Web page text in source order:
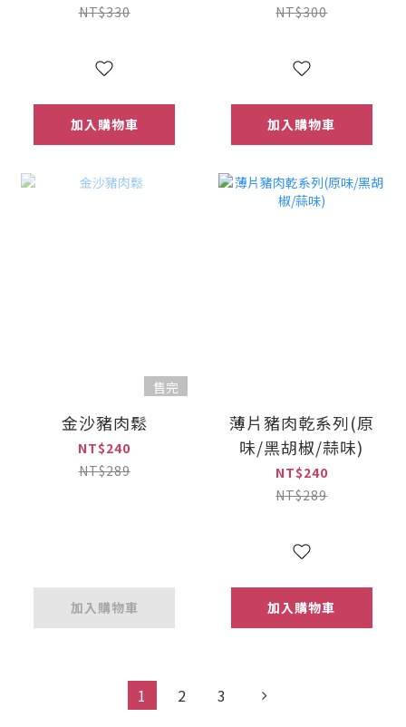
NT$330
加入購物車
NT$300
加入購物車
售完
金沙豬肉鬆
NT$240
NT$289
加入購物車
薄片豬肉乾系列(原
味/黑胡椒/蒜味)
NT$240
NT$289
加入購物車
1 2 3